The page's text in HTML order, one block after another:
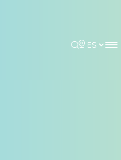
Rechercher
Choisir la